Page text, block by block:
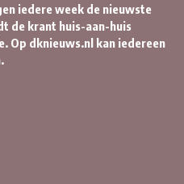
iedere week de nieuwste
de krant huis-aan-huis
Op dknieuws.nl kan iedereen